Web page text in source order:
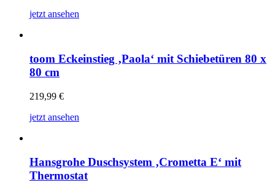
jetzt ansehen
toom Eckeinstieg ‚Paola‘ mit Schiebetüren 80 x
80 cm
219,99 €
jetzt ansehen
Hansgrohe Duschsystem ‚Crometta E‘ mit
Thermostat